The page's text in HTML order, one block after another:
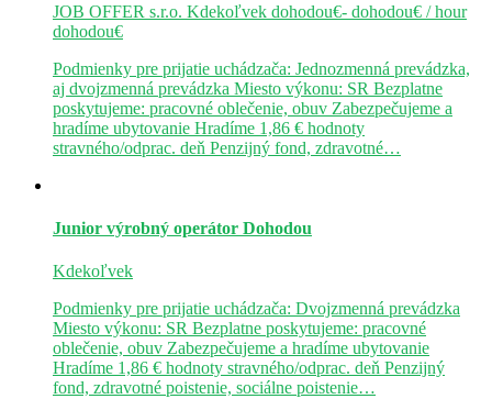
JOB OFFER s.r.o. Kdekoľvek dohodou€- dohodou€ / hour
dohodou€
Podmienky pre prijatie uchádzača: Jednozmenná prevádzka,
aj dvojzmenná prevádzka Miesto výkonu: SR Bezplatne
poskytujeme: pracovné oblečenie, obuv Zabezpečujeme a
hradíme ubytovanie Hradíme 1,86 € hodnoty
stravného/odprac. deň Penzijný fond, zdravotné…
Junior výrobný operátor Dohodou
Kdekoľvek
Podmienky pre prijatie uchádzača: Dvojzmenná prevádzka
Miesto výkonu: SR Bezplatne poskytujeme: pracovné
oblečenie, obuv Zabezpečujeme a hradíme ubytovanie
Hradíme 1,86 € hodnoty stravného/odprac. deň Penzijný
fond, zdravotné poistenie, sociálne poistenie…